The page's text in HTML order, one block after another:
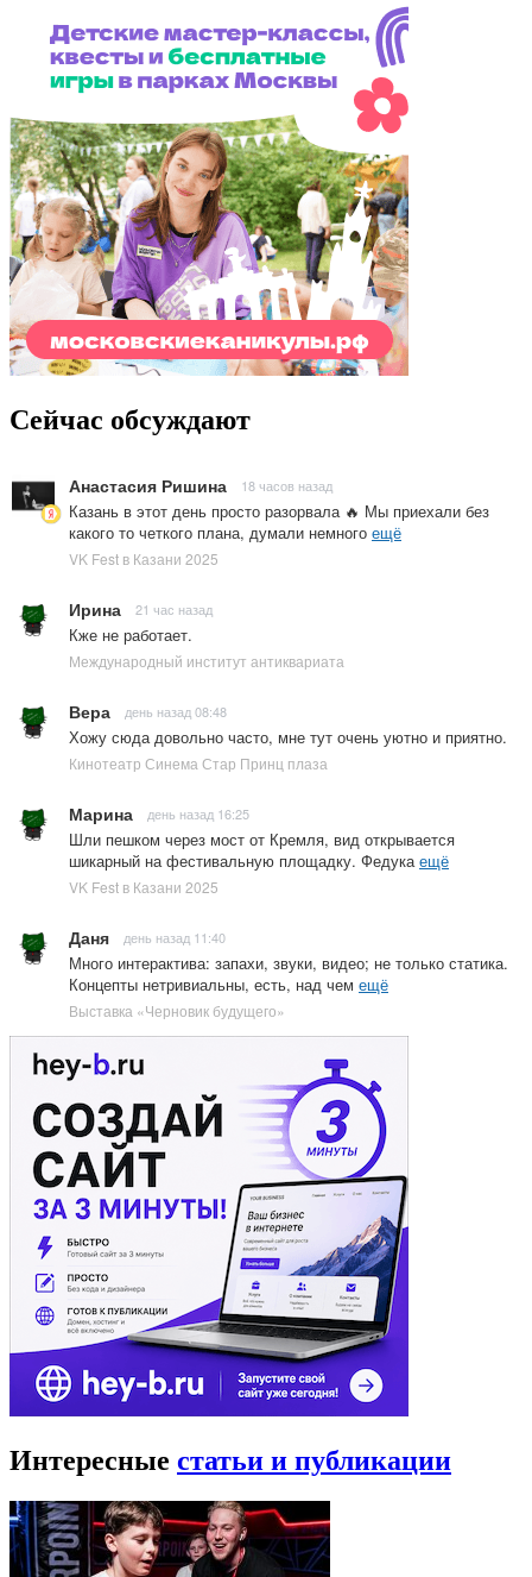
Сейчас обсуждают
Анастасия Ришина 18 часов назад
Казань в этот день просто разорвала 🔥 Мы приехали без
какого то четкого плана, думали немного ещё
VK Fest в Казани 2025
Ирина 21 час назад
Кже не работает.
Международный институт антиквариата
Вера день назад 08:48
Хожу сюда довольно часто, мне тут очень уютно и приятно.
Кинотеатр Синема Стар Принц плаза
Марина день назад 16:25
Шли пешком через мост от Кремля, вид открывается
шикарный на фестивальную площадку. Федука ещё
VK Fest в Казани 2025
Даня день назад 11:40
Много интерактива: запахи, звуки, видео; не только статика.
Концепты нетривиальны, есть, над чем ещё
Выставка «Черновик будущего»
Интересные статьи и публикации